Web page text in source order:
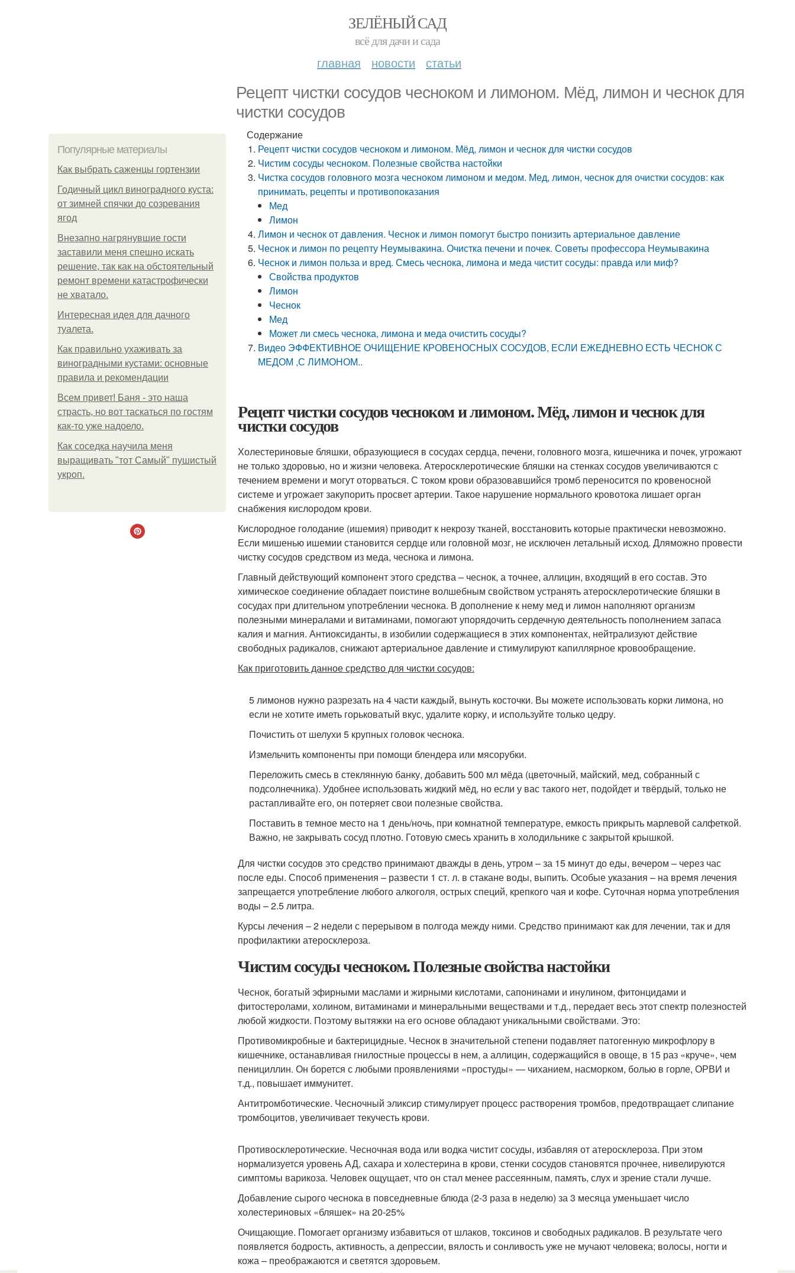
ЗЕЛЁНЫЙ САД
всё для дачи и сада
главная новости статьи
Рецепт чистки сосудов чесноком и лимоном. Мёд, лимон и чеснок для
чистки сосудов
Популярные материалы
Как выбрать саженцы гортензии
Годичный цикл виноградного куста:
от зимней спячки до созревания
ягод
Внезапно нагрянувшие гости
заставили меня спешно искать
решение, так как на обстоятельный
ремонт времени катастрофически
не хватало.
Интересная идея для дачного
туалета.
Как правильно ухаживать за
виноградными кустами: основные
правила и рекомендации
Всем привет! Баня - это наша
страсть, но вот таскаться по гостям
как-то уже надоело.
Как соседка научила меня
выращивать "тот Самый" пушистый
укроп.
Содержание
Рецепт чистки сосудов чесноком и лимоном. Мёд, лимон и чеснок для чистки сосудов
Чистим сосуды чесноком. Полезные свойства настойки
Чистка сосудов головного мозга чесноком лимоном и медом. Мед, лимон, чеснок для очистки сосудов: как
принимать, рецепты и противопоказания
Мед
Лимон
Лимон и чеснок от давления. Чеснок и лимон помогут быстро понизить артериальное давление
Чеснок и лимон по рецепту Неумывакина. Очистка печени и почек. Советы профессора Неумывакина
Чеснок и лимон польза и вред. Смесь чеснока, лимона и меда чистит сосуды: правда или миф?
Свойства продуктов
Лимон
Чеснок
Мед
Может ли смесь чеснока, лимона и меда очистить сосуды?
Видео ЭФФЕКТИВНОЕ ОЧИЩЕНИЕ КРОВЕНОСНЫХ СОСУДОВ, ЕСЛИ ЕЖЕДНЕВНО ЕСТЬ ЧЕСНОК С
МЕДОМ ,С ЛИМОНОМ..
Рецепт чистки сосудов чесноком и лимоном. Мёд, лимон и чеснок для
чистки сосудов
Холестериновые бляшки, образующиеся в сосудах сердца, печени, головного мозга, кишечника и почек, угрожают
не только здоровью, но и жизни человека. Атеросклеротические бляшки на стенках сосудов увеличиваются с
течением времени и могут оторваться. С током крови образовавшийся тромб переносится по кровеносной
системе и угрожает закупорить просвет артерии. Такое нарушение нормального кровотока лишает орган
снабжения кислородом крови.
Кислородное голодание (ишемия) приводит к некрозу тканей, восстановить которые практически невозможно.
Если мишенью ишемии становится сердце или головной мозг, не исключен летальный исход. Дляможно провести
чистку сосудов средством из меда, чеснока и лимона.
Главный действующий компонент этого средства – чеснок, а точнее, аллицин, входящий в его состав. Это
химическое соединение обладает поистине волшебным свойством устранять атеросклеротические бляшки в
сосудах при длительном употреблении чеснока. В дополнение к нему мед и лимон наполняют организм
полезными минералами и витаминами, помогают упорядочить сердечную деятельность пополнением запаса
калия и магния. Антиоксиданты, в изобилии содержащиеся в этих компонентах, нейтрализуют действие
свободных радикалов, снижают артериальное давление и стимулируют капиллярное кровообращение.
Как приготовить данное средство для чистки сосудов:
5 лимонов нужно разрезать на 4 части каждый, вынуть косточки. Вы можете использовать корки лимона, но
если не хотите иметь горьковатый вкус, удалите корку, и используйте только цедру.
Почистить от шелухи 5 крупных головок чеснока.
Измельчить компоненты при помощи блендера или мясорубки.
Переложить смесь в стеклянную банку, добавить 500 мл мёда (цветочный, майский, мед, собранный с
подсолнечника). Удобнее использовать жидкий мёд, но если у вас такого нет, подойдет и твёрдый, только не
растапливайте его, он потеряет свои полезные свойства.
Поставить в темное место на 1 день/ночь, при комнатной температуре, емкость прикрыть марлевой салфеткой.
Важно, не закрывать сосуд плотно. Готовую смесь хранить в холодильнике с закрытой крышкой.
Для чистки сосудов это средство принимают дважды в день, утром – за 15 минут до еды, вечером – через час
после еды. Способ применения – развести 1 ст. л. в стакане воды, выпить. Особые указания – на время лечения
запрещается употребление любого алкоголя, острых специй, крепкого чая и кофе. Суточная норма употребления
воды – 2.5 литра.
Курсы лечения – 2 недели с перерывом в полгода между ними. Средство принимают как для лечении, так и для
профилактики атеросклероза.
Чистим сосуды чесноком. Полезные свойства настойки
Чеснок, богатый эфирными маслами и жирными кислотами, сапонинами и инулином, фитонцидами и
фитостеролами, холином, витаминами и минеральными веществами и т.д., передает весь этот спектр полезностей
любой жидкости. Поэтому вытяжки на его основе обладают уникальными свойствами. Это:
Противомикробные и бактерицидные. Чеснок в значительной степени подавляет патогенную микрофлору в
кишечнике, останавливая гнилостные процессы в нем, а аллицин, содержащийся в овоще, в 15 раз «круче», чем
пенициллин. Он борется с любыми проявлениями «простуды» — чиханием, насморком, болью в горле, ОРВИ и
т.д., повышает иммунитет.
Антитромботические. Чесночный эликсир стимулирует процесс растворения тромбов, предотвращает слипание
тромбоцитов, увеличивает текучесть крови.
Противосклеротические. Чесночная вода или водка чистит сосуды, избавляя от атеросклероза. При этом
нормализуется уровень АД, сахара и холестерина в крови, стенки сосудов становятся прочнее, нивелируются
симптомы варикоза. Человек ощущает, что он стал менее рассеянным, память, слух и зрение стали лучше.
Добавление сырого чеснока в повседневные блюда (2-3 раза в неделю) за 3 месяца уменьшает число
холестериновых «бляшек» на 20-25%
Очищающие. Помогает организму избавиться от шлаков, токсинов и свободных радикалов. В результате чего
появляется бодрость, активность, а депрессии, вялость и сонливость уже не мучают человека; волосы, ногти и
кожа – преображаются и светятся здоровьем.